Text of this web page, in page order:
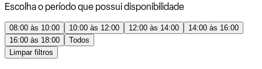
Escolha o período que possui disponibilidade
08:00 às 10:00 10:00 às 12:00 12:00 às 14:00
14:00 às 16:00
16:00 às 18:00
Todos
Limpar filtros